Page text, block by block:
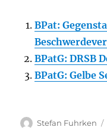
BPat:
BPatG: DRSB
BPatG: Gelbe
Author
Stefan Fuhrken